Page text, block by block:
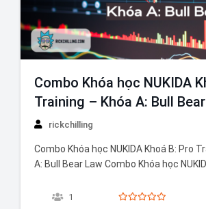
Combo Khóa học NUKIDA
Training – Khóa A: Bull
rickchilling
Combo Khóa học NUKIDA Khoá B: Pro
A: Bull Bear Law Combo Khóa học
chương trình học toàn diện, mang đến
1